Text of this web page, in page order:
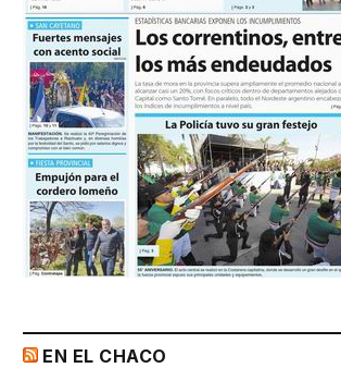
EN EL CHACO